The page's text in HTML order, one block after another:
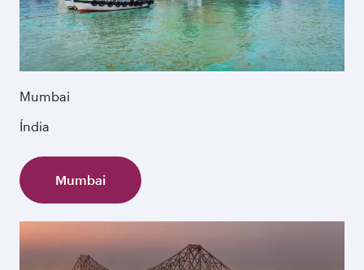
Mumbai
Índia
Mumbai